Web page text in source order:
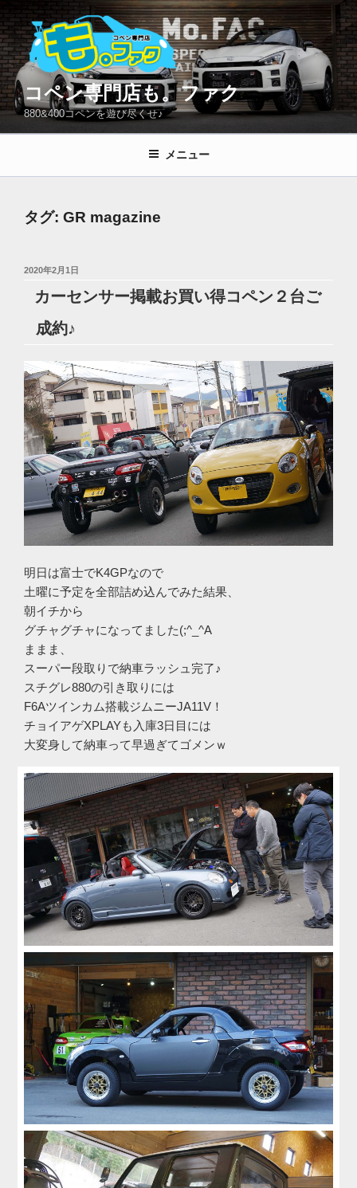
ン
テ
ン
ツ
へ
プ
コペン専門店も。ファク
880&400コペンを遊び尽くせ♪
メニュー
タグ: GR magazine
投
2020年2月1日
カーセンサー掲載お買い得コペン２台ご
成約♪
明日は富士でK4GPなので
土曜に予定を全部詰め込んでみた結果、
朝イチから
グチャグチャになってました(;^_^A
ままま、
スーパー段取りで納車ラッシュ完了♪
スチグレ880の引き取りには
F6Aツインカム搭載ジムニーJA11V！
チョイアゲXPLAYも入庫3日目には
大変身して納車って早過ぎてゴメンｗ